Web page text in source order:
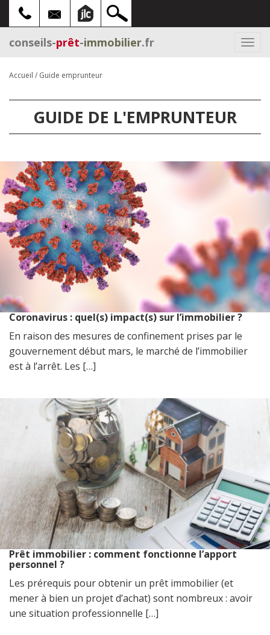
conseils-prêt-immobilier.fr
Accueil / Guide emprunteur
GUIDE DE L'EMPRUNTEUR
Coronavirus : quel(s) impact(s) sur l’immobilier ?
En raison des mesures de confinement prises par le
gouvernement début mars, le marché de l’immobilier
est à l’arrêt. Les […]
Prêt immobilier : comment fonctionne l’apport
personnel ?
Les prérequis pour obtenir un prêt immobilier (et
mener à bien un projet d’achat) sont nombreux : avoir
une situation professionnelle […]